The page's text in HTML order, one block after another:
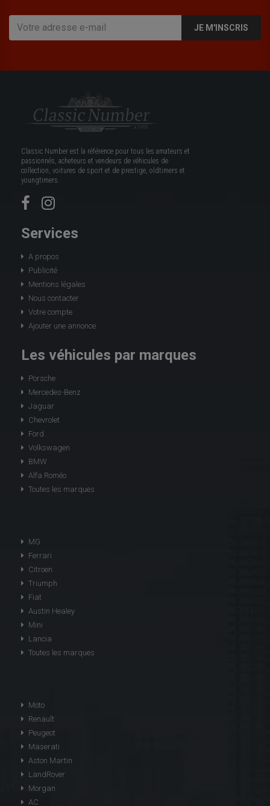
JE M'INSCRIS
Classic Number est la référence pour tous les amateurs et
passionnés, acheteurs et vendeurs de véhicules de
collection, voitures de sport et de prestige, oldtimers et
youngtimers.
Services
A propos
Publicité
Mentions légales
Nous contacter
Votre compte
Ajouter une annonce
Les véhicules par marques
Porsche
Mercedes-Benz
Jaguar
Chevrolet
Ford
Volkswagen
BMW
Alfa Roméo
Toutes les marques
MG
Ferrari
Citroen
Triumph
Fiat
Austin Healey
Mini
Lancia
Toutes les marques
Moto
Renault
Peugeot
Maserati
Aston Martin
LandRover
Morgan
AC